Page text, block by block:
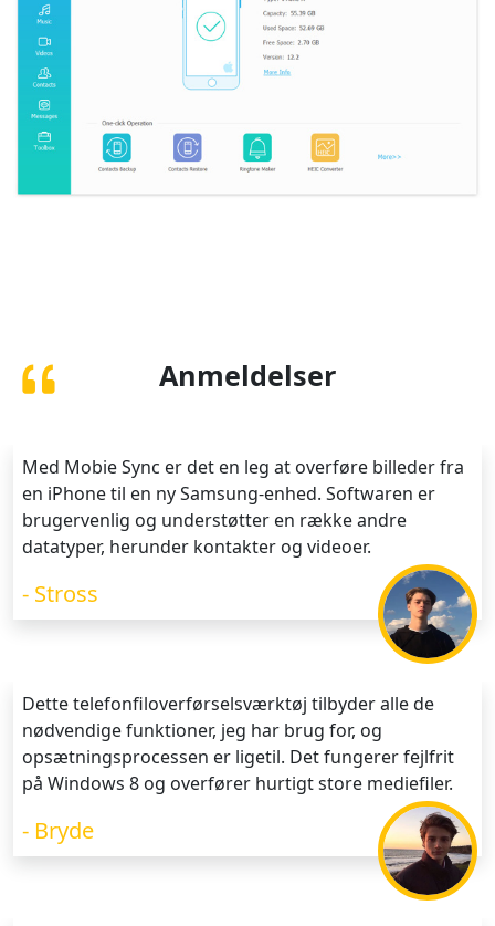
Anmeldelser
Med Mobie Sync er det en leg at overføre billeder fra
en iPhone til en ny Samsung-enhed. Softwaren er
brugervenlig og understøtter en række andre
datatyper, herunder kontakter og videoer.
- Stross
Dette telefonfiloverførselsværktøj tilbyder alle de
nødvendige funktioner, jeg har brug for, og
opsætningsprocessen er ligetil. Det fungerer fejlfrit
på Windows 8 og overfører hurtigt store mediefiler.
- Bryde